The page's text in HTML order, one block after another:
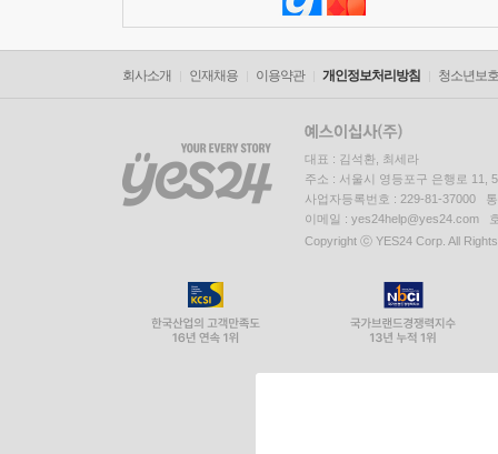
회사소개 인재채용 이용약관 개인정보처리방침 청소년보
대표 : 김석환, 최세라
주소 : 서울시 영등포구 은행로 11,
사업자등록번호 : 229-81-37000
이메일 : yes24help@yes24.com
Copyright ⓒ YES24 Corp. All